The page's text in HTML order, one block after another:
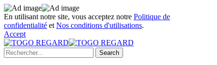
En utilisant notre site, vous acceptez notre Politique de
confidentialité et Nos conditions d'utilisations.
Accept